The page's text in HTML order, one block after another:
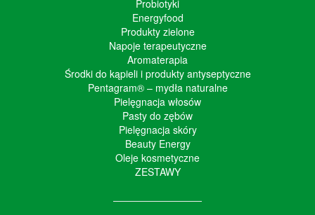
Probiotyki
Energyfood
Produkty zielone
Napoje terapeutyczne
Aromaterapia
Środki do kąpieli i produkty antyseptyczne
Pentagram® – mydła naturalne
Pielęgnacja włosów
Pasty do zębów
Pielęgnacja skóry
Beauty Energy
Oleje kosmetyczne
ZESTAWY